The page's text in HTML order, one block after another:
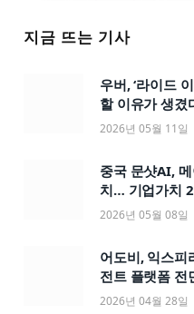
지금 뜨는 기사
우버, ‘라이드
할 이유가 생겼
2026년 05월 11일
중국 문샷AI,
치… 기업가치
2026년 05월 08일
어도비, 익스피
전트 플랫폼 전
2026년 04월 28일